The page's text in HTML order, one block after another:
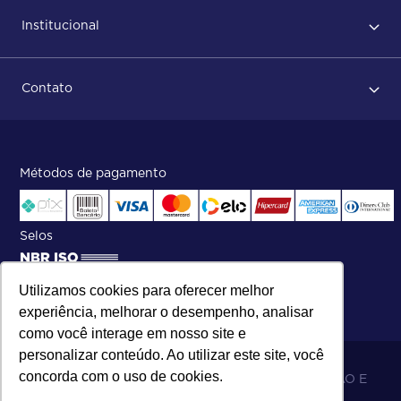
Utilizamos cookies para oferecer melhor
experiência, melhorar o desempenho, analisar
como você interage em nosso site e
personalizar conteúdo. Ao utilizar este site, você
concorda com o uso de cookies.
Após conclusão do pedido
Status do pedido e acompanhamento da entrega
Institucional
ISO
Contato
Central de atendimento:
Telefone:(27) 2121-9000
Segunda a Sexta das 8h às 17h30
Métodos de pagamento
Selos
06.698.001/0002-19 - MB 5 COMÉRCIO IMPORTAÇÃO E